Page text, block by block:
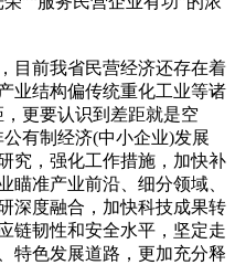
前我省民营经济还存在着
业结构偏传统重化工业等诸
更要认识到差距就是空
有制经济(中小企业)发展
究，强化工作措施，加快补
瞄准产业前沿、细分领域、
深度融合，加快科技成果转
链韧性和安全水平，坚定走
特色发展道路，更加充分释